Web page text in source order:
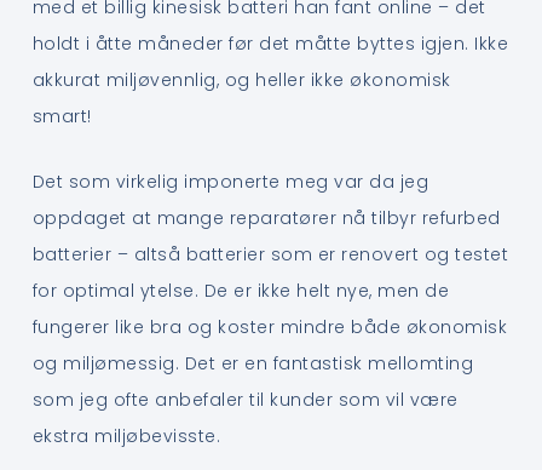
med et billig kinesisk batteri han fant online – det
holdt i åtte måneder før det måtte byttes igjen. Ikke
akkurat miljøvennlig, og heller ikke økonomisk
smart!
Det som virkelig imponerte meg var da jeg
oppdaget at mange reparatører nå tilbyr refurbed
batterier – altså batterier som er renovert og testet
for optimal ytelse. De er ikke helt nye, men de
fungerer like bra og koster mindre både økonomisk
og miljømessig. Det er en fantastisk mellomting
som jeg ofte anbefaler til kunder som vil være
ekstra miljøbevisste.